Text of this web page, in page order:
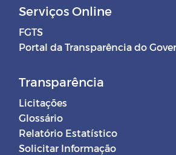
Serviços Online
FGTS
Portal da Transparência do
Transparência
Licitações
Glossário
Relatório Estatístico
Solicitar Informação